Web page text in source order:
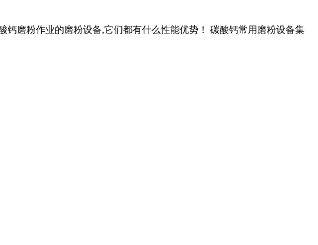
磨粉作业的磨粉设备,它们都有什么性能优势！ 碳酸钙常用磨粉设备集